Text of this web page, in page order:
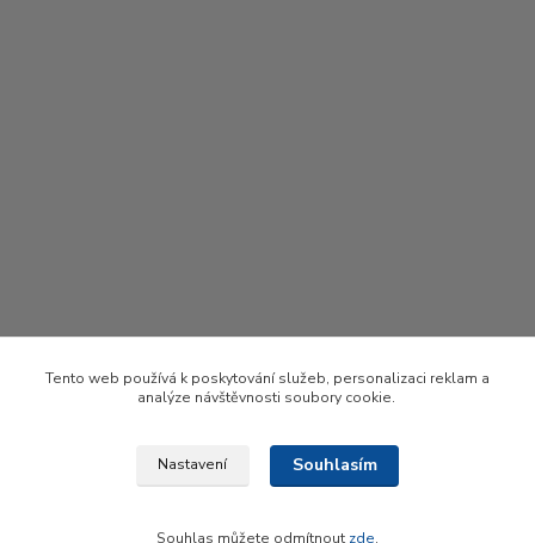
Upravit sběr cookies.
Tento web používá k poskytování služeb, personalizaci reklam a
analýze návštěvnosti soubory cookie.
Nastavení Souhlasím
Souhlas můžete odmítnout zde.